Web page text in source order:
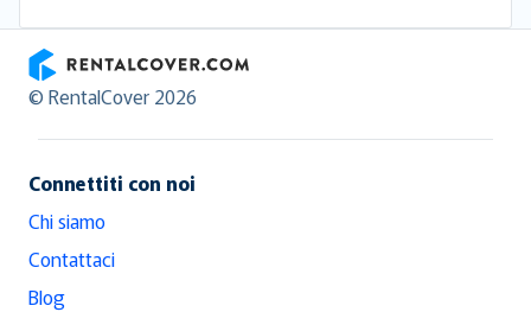
RentalCover
© RentalCover 2026
Connettiti con noi
Chi siamo
Contattaci
Blog